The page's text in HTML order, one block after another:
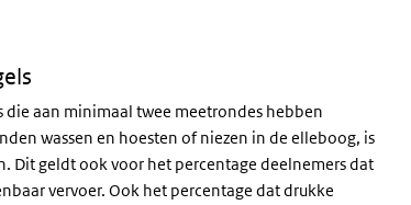
aan minimaal twee meetrondes hebben
wassen en hoesten of niezen in de elleboog, is
Dit geldt ook voor het percentage deelnemers dat
vervoer. Ook het percentage dat drukke